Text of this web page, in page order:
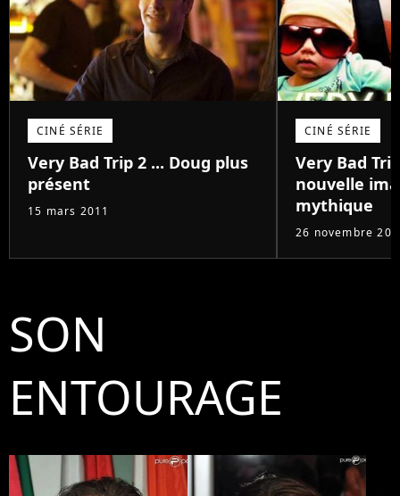
CINÉ SÉRIE
Very Bad Trip 2 ... Doug plus
présent
15 mars 2011
CINÉ SÉRIE
Very Bad
nouvelle
mythique
26 novembre
SON
ENTOURAGE